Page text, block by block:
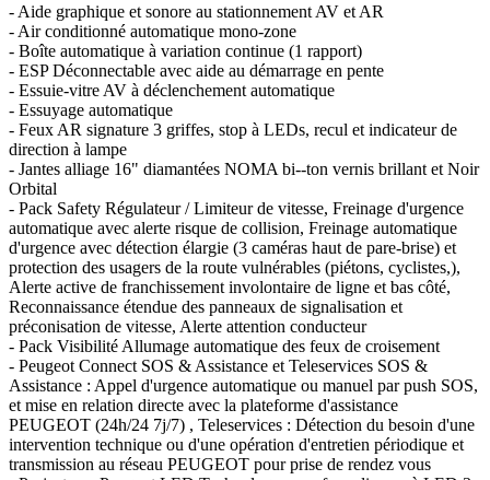
- Aide graphique et sonore au stationnement AV et AR
- Air conditionné automatique mono-zone
- Boîte automatique à variation continue (1 rapport)
- ESP Déconnectable avec aide au démarrage en pente
- Essuie-vitre AV à déclenchement automatique
- Essuyage automatique
- Feux AR signature 3 griffes, stop à LEDs, recul et indicateur de
direction à lampe
- Jantes alliage 16" diamantées NOMA bi--ton vernis brillant et Noir
Orbital
- Pack Safety Régulateur / Limiteur de vitesse, Freinage d'urgence
automatique avec alerte risque de collision, Freinage automatique
d'urgence avec détection élargie (3 caméras haut de pare-brise) et
protection des usagers de la route vulnérables (piétons, cyclistes,),
Alerte active de franchissement involontaire de ligne et bas côté,
Reconnaissance étendue des panneaux de signalisation et
préconisation de vitesse, Alerte attention conducteur
- Pack Visibilité Allumage automatique des feux de croisement
- Peugeot Connect SOS & Assistance et Teleservices SOS &
Assistance : Appel d'urgence automatique ou manuel par push SOS,
et mise en relation directe avec la plateforme d'assistance
PEUGEOT (24h/24 7j/7) , Teleservices : Détection du besoin d'une
intervention technique ou d'une opération d'entretien périodique et
transmission au réseau PEUGEOT pour prise de rendez vous